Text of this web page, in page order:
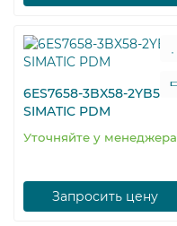
6ES7658-3BX58-2YB5
SIMATIC PDM
Уточняйте у менеджера
Запросить цену